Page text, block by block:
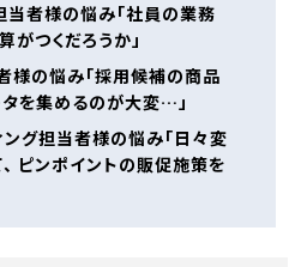
者様の悩み「社員の業務
がつくだろうか」
様の悩み「採用候補の商品
を集めるのが大変…」
グ担当者様の悩み「日々変
ピンポイントの販促施策を